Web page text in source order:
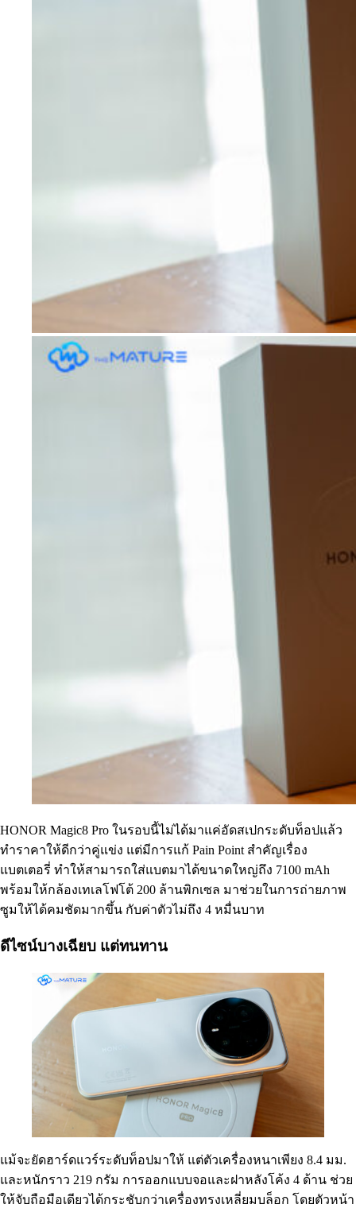
HONOR Magic8 Pro ในรอบนี้ไม่ได้มาแค่อัดสเปกระดับท็อปแล้ว
ทำราคาให้ดีกว่าคู่แข่ง แต่มีการแก้ Pain Point สำคัญเรื่อง
แบตเตอรี่ ทำให้สามารถใส่แบตมาได้ขนาดใหญ่ถึง 7100 mAh
พร้อมให้กล้องเทเลโฟโต้ 200 ล้านพิกเซล มาช่วยในการถ่ายภาพ
ซูมให้ได้คมชัดมากขึ้น กับค่าตัวไม่ถึง 4 หมื่นบาท
ดีไซน์บางเฉียบ แต่ทนทาน
แม้จะยัดฮาร์ดแวร์ระดับท็อปมาให้ แต่ตัวเครื่องหนาเพียง 8.4 มม.
และหนักราว 219 กรัม การออกแบบจอและฝาหลังโค้ง 4 ด้าน ช่วย
ให้จับถือมือเดียวได้กระชับกว่าเครื่องทรงเหลี่ยมบล็อก โดยตัวหน้า